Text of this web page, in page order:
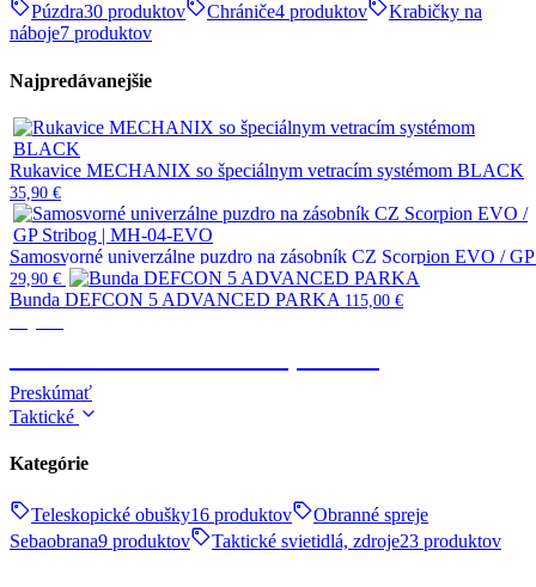
Púzdra30 produktov Chrániče4 produktov
Krabičky na
náboje7 produktov
Najpredávanejšie
Rukavice MECHANIX so špeciálnym vetracím systémom BLACK
35,90 €
Samosvorné univerzálne puzdro na zásobník CZ Scorpion EVO /
29,90 €
Bunda DEFCON 5 ADVANCED PARKA 115,00 €
Preskúmať
Taktické
Kategórie
Teleskopické obušky16 produktov
Obranné spreje
Sebaobrana9 produktov Taktické svietidlá, zdroje23 produktov